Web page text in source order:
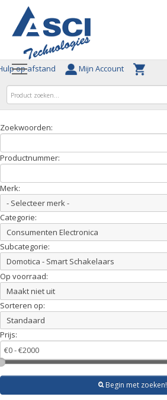
op afstand Mijn Account
Zoekwoorden:
Productnummer:
Merk:
Categorie:
Subcategorie:
Op voorraad:
Sorteren op:
Prijs:
Begin met zoeken!